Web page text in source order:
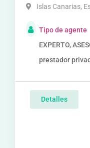
Islas Canarias,
Tipo de agente
EXPERTO,
prestador
Detalles